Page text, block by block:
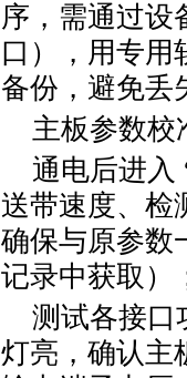
序，需通过设
口），用专用
备份，避免丢
主板参数校
通电后进入
送带速度、检
确保与原参数
记录中获取）
测试各接口
灯亮，确认主